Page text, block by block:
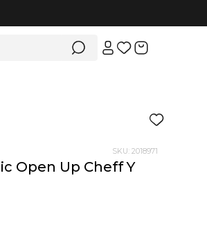
SKU: 2018971
Open Up Cheff Y